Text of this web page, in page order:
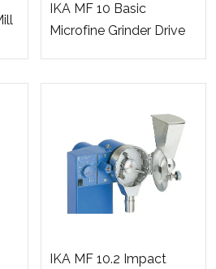
IKA MF 10 Basic
Microfine Grinder Drive
IKA MF 10.2 Impact